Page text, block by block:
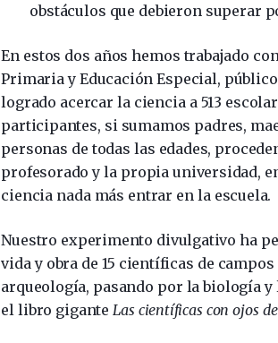
obstáculos que debieron superar
En estos dos años hemos trabajado
Primaria y Educación Especial,
logrado acercar la ciencia a 513
participantes, si sumamos padres,
personas de todas las edades,
profesorado y la propia universidad,
ciencia nada más entrar en la escuela.
Nuestro experimento divulgativo ha
vida y obra de 15 científicas de
arqueología, pasando por la biología
el libro gigante Las científicas con ojos